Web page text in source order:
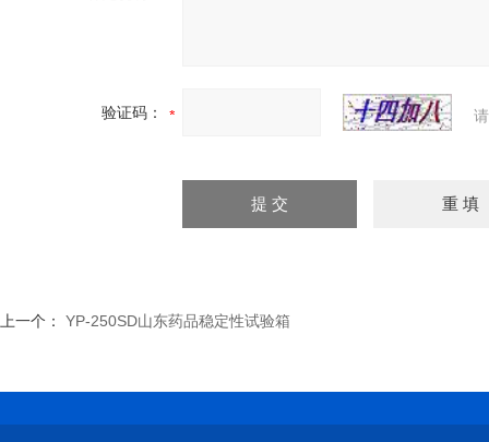
验证码：
上一个： YP-250SD山东药品稳定性试验箱